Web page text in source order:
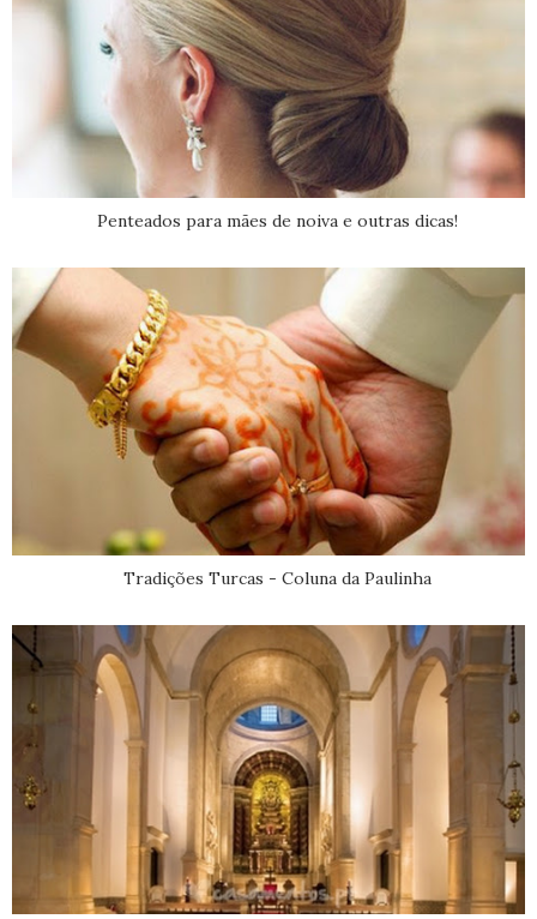
Penteados para mães de noiva e outras dicas!
Tradições Turcas - Coluna da Paulinha